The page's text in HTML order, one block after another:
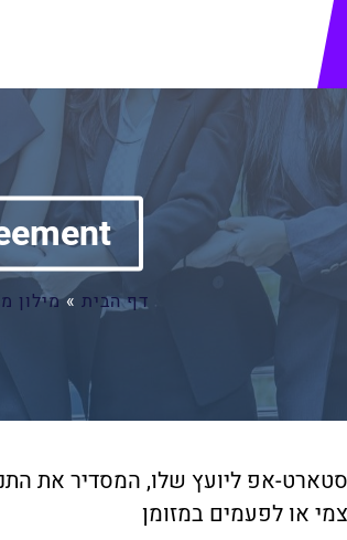
דף הבית »מילון
אפ ליועץ שלו, המסדיר את
או לפעמים במזומן